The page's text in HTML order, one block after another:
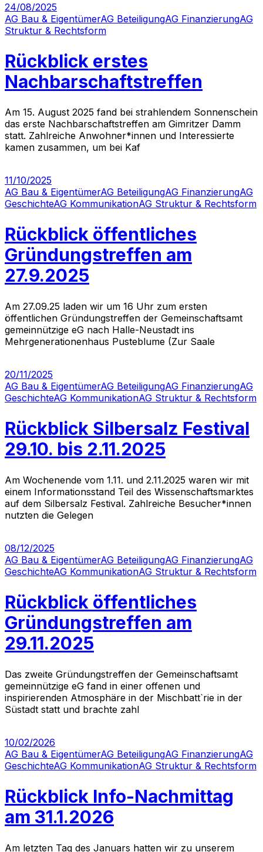
24/08/2025
AG Bau & EigentümerAG BeteiligungAG FinanzierungAG
Struktur & Rechtsform
Rückblick erstes
Nachbarschaftstreffen
Am 15. August 2025 fand bei strahlendem Sonnenschein
das erste Nachbarschaftstreffen am Gimritzer Damm
statt. Zahlreiche Anwohner*innen und Interessierte
kamen zusammen, um bei Kaf
11/10/2025
AG Bau & EigentümerAG BeteiligungAG FinanzierungAG
GeschichteAG KommunikationAG Struktur & Rechtsform
Rückblick öffentliches
Gründungstreffen am
27.9.2025
Am 27.09.25 laden wir um 16 Uhr zum ersten
öffentlichen Gründungstreffen der Gemeinschaftsamt
gemeinnützige eG nach Halle-Neustadt ins
Mehrgenerationenhaus Pusteblume (Zur Saale
20/11/2025
AG Bau & EigentümerAG BeteiligungAG FinanzierungAG
GeschichteAG KommunikationAG Struktur & Rechtsform
Rückblick Silbersalz Festival
29.10. bis 2.11.2025
Am Wochenende vom 1.11. und 2.11.2025 waren wir mit
einem Informationsstand Teil des Wissenschaftsmarktes
auf dem Silbersalz Festival. Zahlreiche Besucher*innen
nutzten die Gelegen
08/12/2025
AG Bau & EigentümerAG BeteiligungAG FinanzierungAG
GeschichteAG KommunikationAG Struktur & Rechtsform
Rückblick öffentliches
Gründungstreffen am
29.11.2025
Das zweite Gründungstreffen der Gemeinschaftsamt
gemeinnützige eG fand in einer offenen und
inspirierenden Atmosphäre in der Mischbatt`rie in der
Süstadt statt und brachte zahl
10/02/2026
AG Bau & EigentümerAG BeteiligungAG FinanzierungAG
GeschichteAG KommunikationAG Struktur & Rechtsform
Rückblick Info-Nachmittag
am 31.1.2026
Am letzten Tag des Januars hatten wir zu unserem